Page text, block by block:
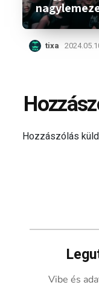
tixa
Hozzászólás
Vibe és